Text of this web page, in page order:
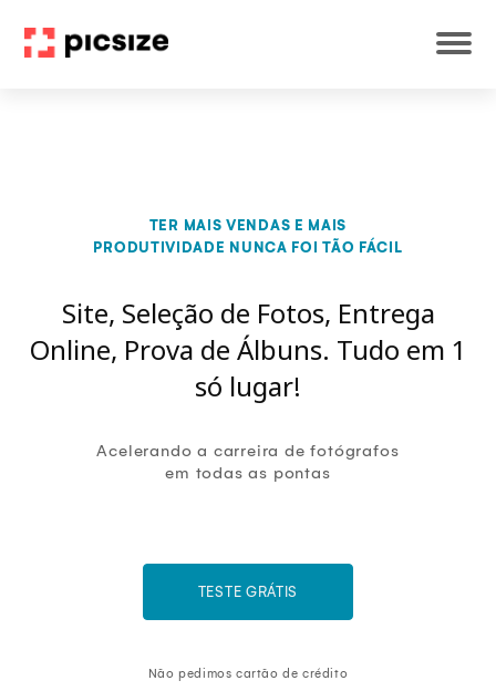
TER MAIS VENDAS E MAIS
PRODUTIVIDADE NUNCA FOI TÃO FÁCIL
Site, Seleção de Fotos, Entrega
Online, Prova de Álbuns. Tudo em 1
só lugar!
Acelerando a carreira de fotógrafos
em todas as pontas
TESTE GRÁTIS
Não pedimos cartão de crédito